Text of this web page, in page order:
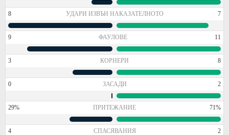
8 УДАРИ ИЗВЪН НАКАЗАТЕЛНОТО 7
9 ФАУЛОВЕ 11
3 КОРНЕРИ 8
0 ЗАСАДИ 2
29% ПРИТЕЖАНИЕ 71%
4 СПАСЯВАНИЯ 2